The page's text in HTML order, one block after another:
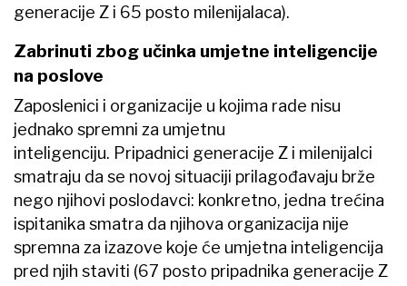
generacije Z i 65 posto milenijalaca).
Zabrinuti zbog učinka umjetne inteligencije
na poslove
Zaposlenici i organizacije u kojima rade nisu
jednako spremni za umjetnu
inteligenciju. Pripadnici generacije Z i milenijalci
smatraju da se novoj situaciji prilagođavaju brže
nego njihovi poslodavci: konkretno, jedna trećina
ispitanika smatra da njihova organizacija nije
spremna za izazove koje će umjetna inteligencija
pred njih staviti (67 posto pripadnika generacije Z